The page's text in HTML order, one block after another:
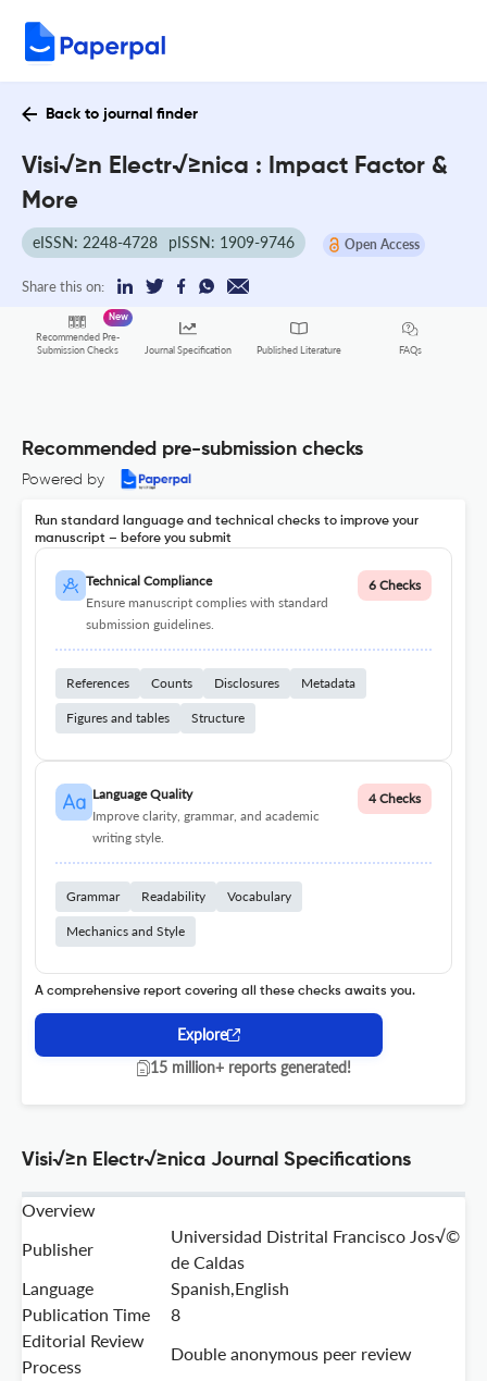
Back to journal finder
Visi√≥n Electr√≥nica : Impact Factor &
More
eISSN: 2248-4728 pISSN: 1909-9746 Open Access
Share this on:
Recommended Pre-
Submission Checks
New
Journal Specification Published Literature FAQs
Recommended pre-submission checks
Powered by
Run standard language and technical checks to improve your
manuscript – before you submit
Technical Compliance
Ensure manuscript complies with standard
submission guidelines.
6 Checks
References Counts Disclosures Metadata
Figures and tables Structure
Language Quality
Improve clarity, grammar, and academic
writing style.
4 Checks
Grammar Readability Vocabulary
Mechanics and Style
A comprehensive report covering all these checks awaits you.
Explore
15 million+ reports generated!
Visi√≥n Electr√≥nica Journal Specifications
Overview
Publisher
Universidad Distrital Francisco Jos√©
de Caldas
Language
Spanish,English
Publication Time
8
Editorial Review
Process
Double anonymous peer review